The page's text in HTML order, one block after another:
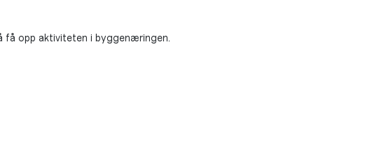
få opp aktiviteten i byggenæringen.